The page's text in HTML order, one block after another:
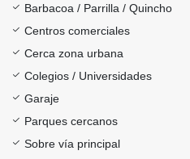
Barbacoa / Parrilla / Quincho
Centros comerciales
Cerca zona urbana
Colegios / Universidades
Garaje
Parques cercanos
Sobre vía principal